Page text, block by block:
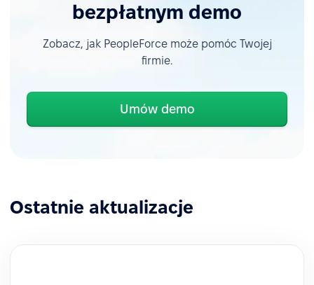
bezpłatnym demo
Zobacz, jak PeopleForce może pomóc Twojej
firmie.
Umów demo
Ostatnie aktualizacje